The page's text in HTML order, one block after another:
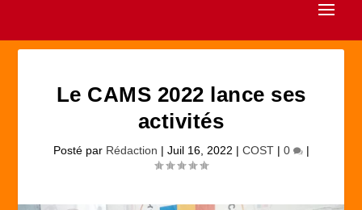
Le CAMS 2022 lance ses
activités
Posté par Rédaction | Juil 16, 2022 | COST| 0 |